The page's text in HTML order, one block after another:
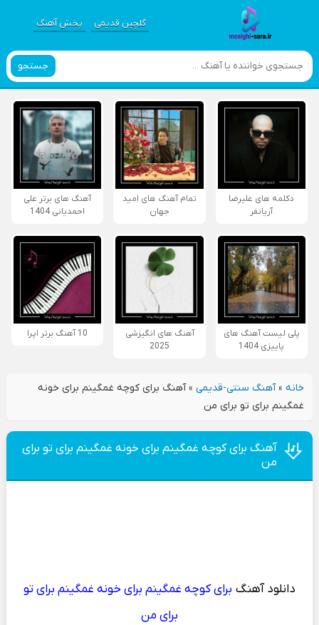
گلچین قدیمی پخش آهنگ
جستجو
دکلمه های علیرضا
آریانفر
تمام آهنگ های امید
جهان
آهنگ های برتر علی
احمدیانی 1404
پلی لیست آهنگ های
پاییزی 1404
آهنگ های انگیزشی
2025
10 آهنگ برتر اپرا
خانه»آهنگ سنتی-قدیمی»آهنگ برای کوچه غمگینم برای خونه
غمگینم برای تو برای من
آهنگ برای کوچه غمگینم برای خونه غمگینم برای تو برای
من
دانلود آهنگ برای کوچه غمگینم برای خونه غمگینم برای تو
برای من